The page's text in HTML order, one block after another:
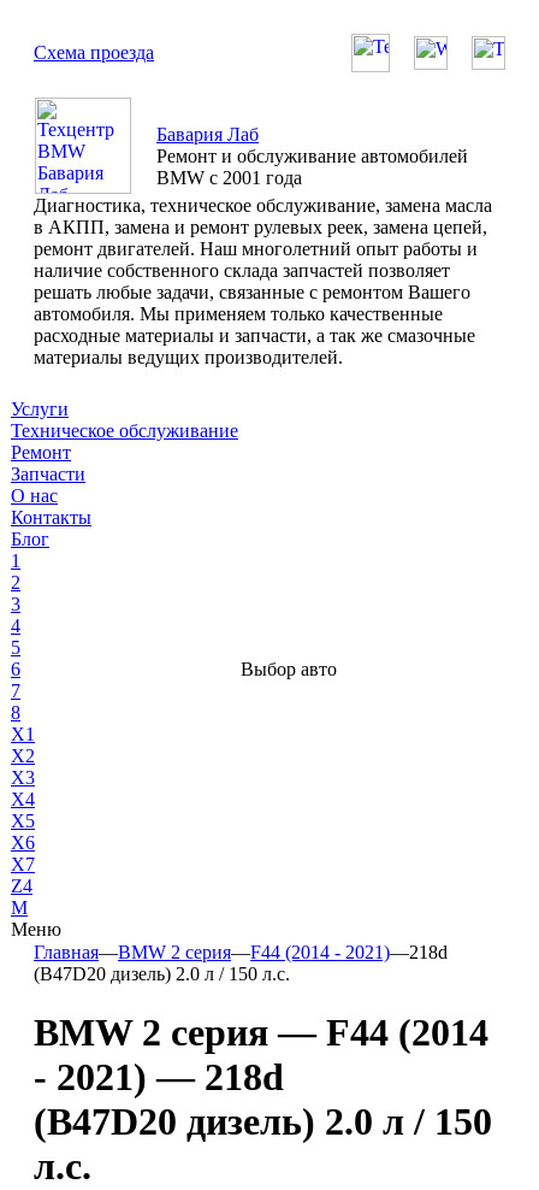
Схема проезда
Бавария Лаб
Ремонт и обслуживание автомобилей
BMW с 2001 года
Диагностика, техническое обслуживание, замена масла
в АКПП, замена и ремонт рулевых реек, замена цепей,
ремонт двигателей. Наш многолетний опыт работы и
наличие собственного склада запчастей позволяет
решать любые задачи, связанные с ремонтом Вашего
автомобиля. Мы применяем только качественные
расходные материалы и запчасти, а так же смазочные
материалы ведущих производителей.
Услуги
Техническое обслуживание
Ремонт
Запчасти
О нас
Контакты
Блог
1
2
3
4
5
6
7
8
X1
X2
X3
X4
X5
X6
X7
Z4
М
Меню
Выбор авто
Главная—BMW 2 серия—F44 (2014 - 2021)—218d
(B47D20 дизель) 2.0 л / 150 л.с.
BMW 2 серия — F44 (2014
- 2021) — 218d
(B47D20 дизель) 2.0 л / 150
л.с.